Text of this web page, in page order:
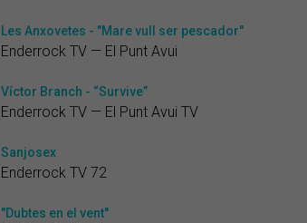
Les Anxovetes - "Mare vull ser pescador"
Enderrock TV — El Punt Avui
Víctor Branch - “Survive”
Enderrock TV — El Punt Avui TV
Sanjosex
Enderrock TV 72
"Dubtes en el vent"